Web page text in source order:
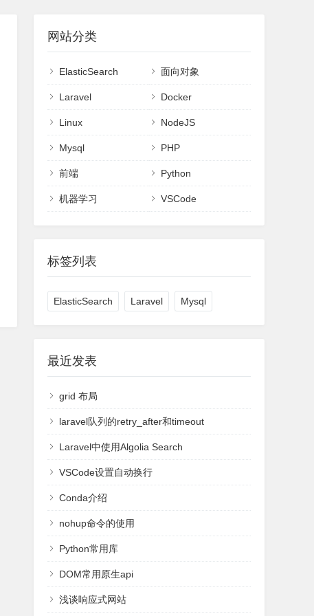
网站分类
ElasticSearch 面向对象
Laravel Docker
Linux NodeJS
Mysql PHP
前端 Python
机器学习 VSCode
标签列表
ElasticSearch Laravel Mysql
最近发表
grid 布局
laravel队列的retry_after和timeout
Laravel中使用Algolia Search
VSCode设置自动换行
Conda介绍
nohup命令的使用
Python常用库
DOM常用原生api
浅谈响应式网站